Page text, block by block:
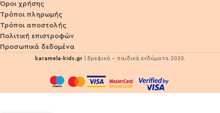
Όροι χρήσης
Τρόποι πληρωμής
Τρόποι αποστολής
Πολιτική επιστροφών
Προσωπικά δεδομένα
karamela-kids.gr | Βρεφικά - παιδικά ενδύματα 2020.